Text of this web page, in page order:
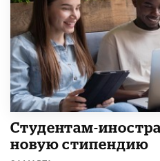
Студентам-
новую стипендию